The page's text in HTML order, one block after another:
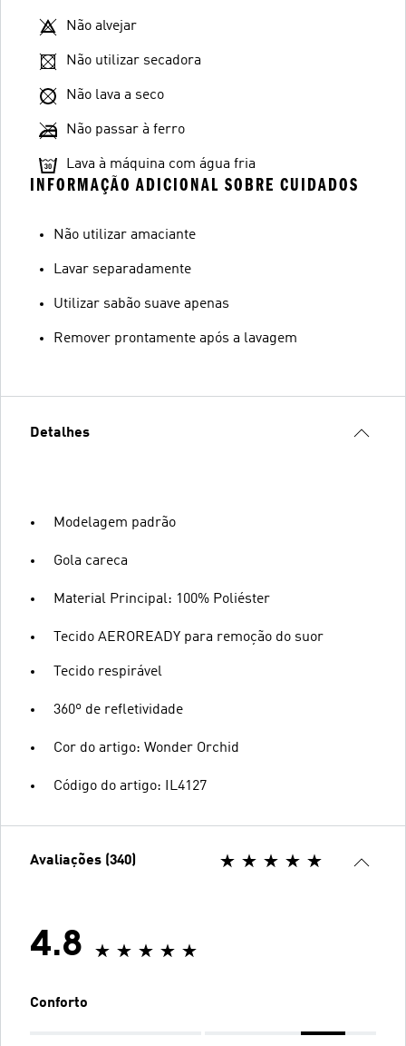
Não alvejar
Não utilizar secadora
Não lava a seco
Não passar à ferro
Lava à máquina com água fria
INFORMAÇÃO ADICIONAL SOBRE CUIDADOS
Não utilizar amaciante
Lavar separadamente
Utilizar sabão suave apenas
Remover prontamente após a lavagem
Detalhes
Modelagem padrão
Gola careca
Material Principal: 100% Poliéster
Tecido AEROREADY para remoção do suor
Tecido respirável
360º de refletividade
Cor do artigo: Wonder Orchid
Código do artigo: IL4127
Avaliações (340)
4.8
Conforto